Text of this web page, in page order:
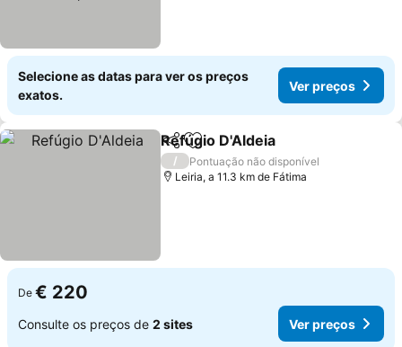
Selecione as datas para ver os preços
exatos.
Ver preços
PartilharAdicionar aos favoritos
Refúgio D'Aldeia
/
Pontuação não disponível
Leiria, a 11.3 km de Fátima
De € 220
Consulte os preços de 2 sites Ver preços